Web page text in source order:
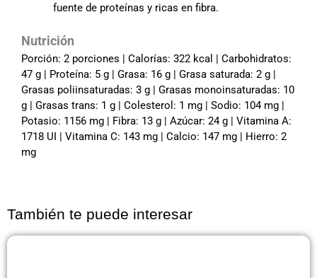
fuente de proteínas y ricas en fibra.
Nutrición
Porción: 2 porciones | Calorías: 322 kcal | Carbohidratos:
47 g | Proteína: 5 g | Grasa: 16 g | Grasa saturada: 2 g |
Grasas poliinsaturadas: 3 g | Grasas monoinsaturadas: 10
g | Grasas trans: 1 g | Colesterol: 1 mg | Sodio: 104 mg |
Potasio: 1156 mg | Fibra: 13 g | Azúcar: 24 g | Vitamina A:
1718 UI | Vitamina C: 143 mg | Calcio: 147 mg | Hierro: 2
mg
También te puede interesar